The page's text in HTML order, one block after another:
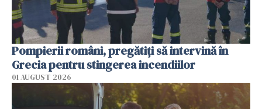
Pompierii români, pregătiţi să intervină în
Grecia pentru stingerea incendiilor
01 AUGUST 2026